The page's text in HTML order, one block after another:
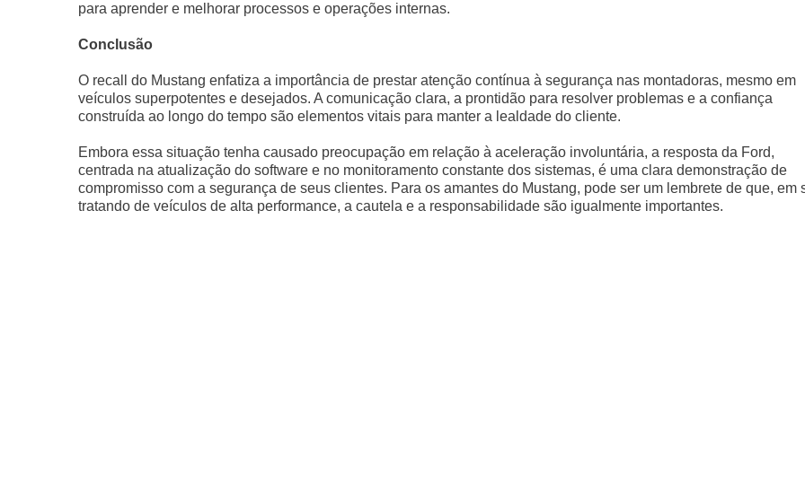
para aprender e melhorar processos e operações internas.
Conclusão
O recall do Mustang enfatiza a importância de prestar atenção contínua à segurança nas montadoras, mesmo em
veículos superpotentes e desejados. A comunicação clara, a prontidão para resolver problemas e a confiança
construída ao longo do tempo são elementos vitais para manter a lealdade do cliente.
Embora essa situação tenha causado preocupação em relação à aceleração involuntária, a resposta da Ford,
centrada na atualização do software e no monitoramento constante dos sistemas, é uma clara demonstração de
compromisso com a segurança de seus clientes. Para os amantes do Mustang, pode ser um lembrete de que, em
tratando de veículos de alta performance, a cautela e a responsabilidade são igualmente importantes.